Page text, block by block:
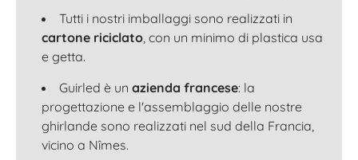
Tutti i nostri imballaggi sono realizzati in
cartone riciclato , con un minimo di plastica usa
e getta.
Guirled è un azienda francese: la
progettazione e l'assemblaggio delle nostre
ghirlande sono realizzati nel sud della Francia,
vicino a Nîmes.